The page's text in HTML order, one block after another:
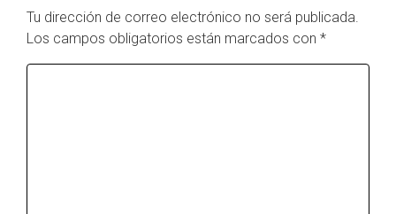
Tu dirección de correo electrónico no será publicada.
Los campos obligatorios están marcados con *